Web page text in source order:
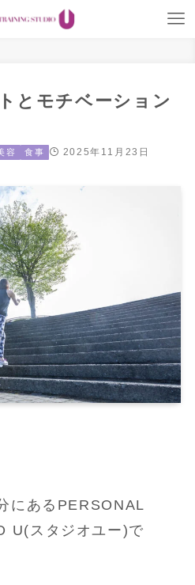
とモチベーション
容 食事 2025年11月23日
にあるPERSONAL
U(スタジオユー)で